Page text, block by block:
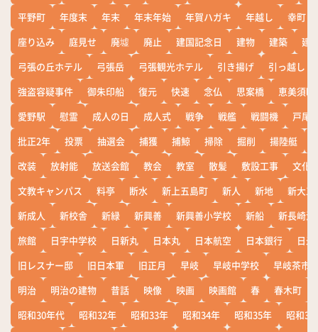
平野町
年度末 年末 年末年始 年賀ハガキ 年越し
幸町
座り込み
庭見せ 廃墟 廃止 建国記念日 建物 建築
建
弓張の丘ホテル
弓張岳 弓張観光ホテル 引き揚げ
引っ越し
強盗容疑事件
御朱印船 復元 快速 念仏 思案橋
恵美須町
愛野駅
慰霊 成人の日 成人式 戦争 戦艦 戦闘機
戸尾
批正2年
投票 抽選会 捕獲 捕鯨 掃除 掘削 揚陸艇
改装
放射能 放送会館 教会 教室 散髪 敷設工事
文化
文教キャンパス
料亭 断水 新上五島町 新人 新地
新大工
新成人
新校舎 新緑 新興善 新興善小学校 新船
新長崎漁
旅館
日宇中学校 日新丸 日本丸 日本航空 日本銀行
日
旧レスナー邸
旧日本軍 旧正月 早岐 早岐中学校
早岐茶市
明治
明治の建物 昔話 映像 映画 映画館 春 春木町
昭和30年代
昭和32年 昭和33年 昭和34年 昭和35年
昭和36